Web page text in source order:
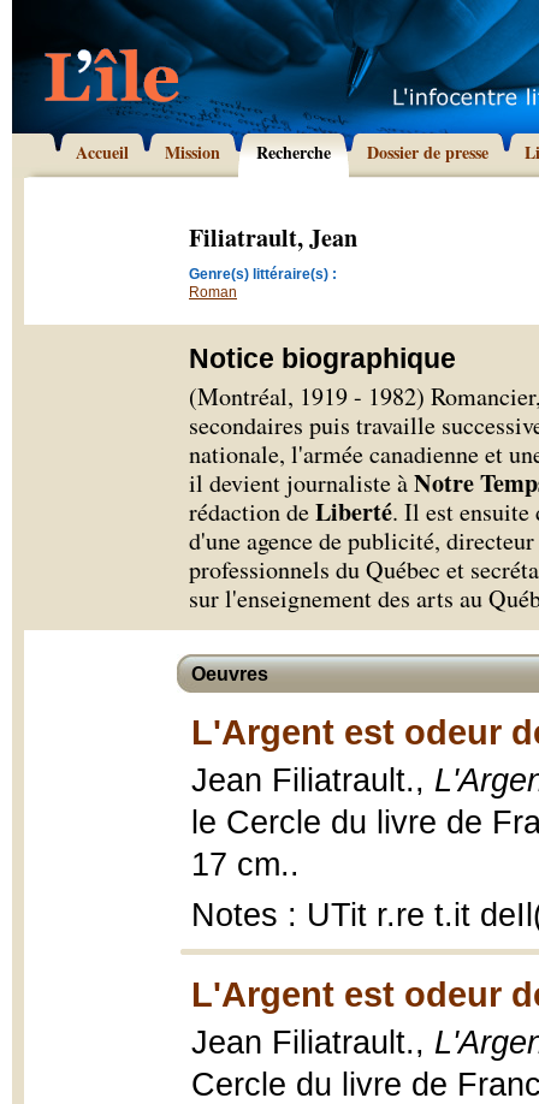
Accueil Mission Recherche Dossier de presse
Filiatrault, Jean
Genre(s) littéraire(s) :
Roman
Notice biographique
(Montréal, 1919 - 1982)
secondaires puis travaille
nationale, l'armée canadienne et
il devient journaliste àNotre
rédaction deLiberté. Il est ensuite
d'une agence de publicité,
professionnels du Québec et
sur l'enseignement des arts au
Oeuvres
L'Argent est odeur
Jean Filiatrault.,
le Cercle du livre de
17 cm..
Notes : UTit r.re t.it
L'Argent est odeur
Jean Filiatrault.,
Cercle du livre de